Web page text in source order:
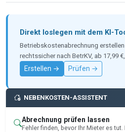
Direkt loslegen mit dem KI-
Betriebskostenabrechnung
rechtssicher nach BetrKV, ab 17,99
Erstellen → Prüfen →
NEBENKOSTEN-ASSISTENT
Abrechnung prüfen lassen
Fehler finden, bevor Ihr Mieter es tut.